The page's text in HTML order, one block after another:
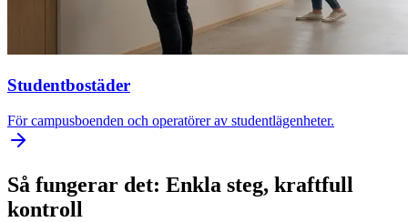
Studentbostäder
För campusboenden och operatörer av studentlägenheter.
Så fungerar det: Enkla steg, kraftfull
kontroll